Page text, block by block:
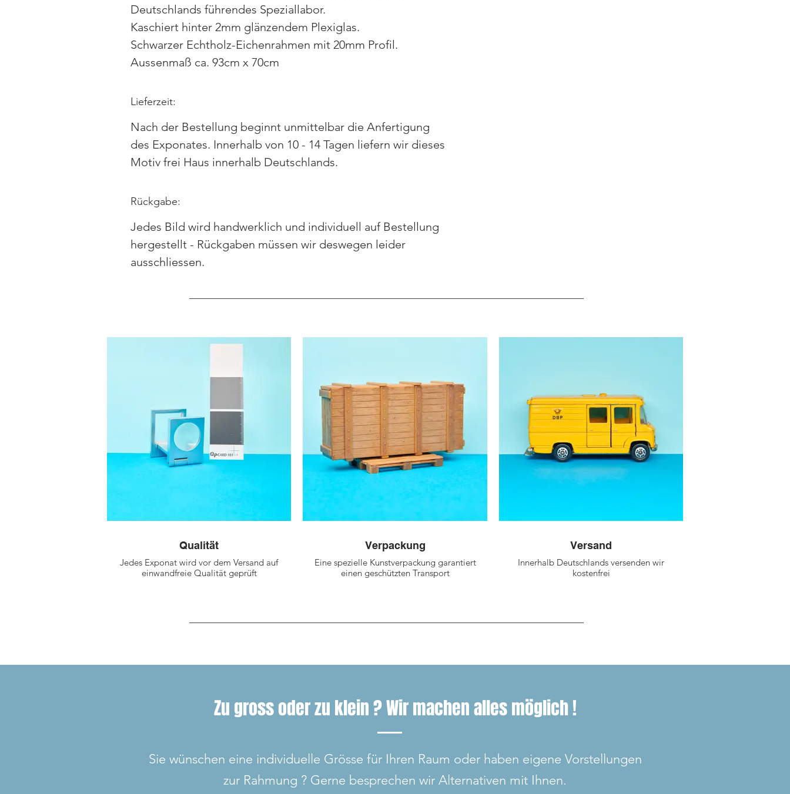
Deutschlands führendes Speziallabor.
Kaschiert hinter 2mm glänzendem Plexiglas.
Schwarzer Echtholz-Eichenrahmen mit 20mm Profil.
Aussenmaß ca. 93cm x 70cm
Lieferzeit:
Nach der Bestellung beginnt unmittelbar die Anfertigung
des Exponates. Innerhalb von 10 - 14 Tagen liefern wir dieses
Motiv frei Haus innerhalb Deutschlands.
Rückgabe:
Jedes Bild wird handwerklich und individuell auf Bestellung
hergestellt - Rückgaben müssen wir deswegen leider
ausschliessen.
Qualität
Jedes Exponat wird vor dem Versand auf
einwandfreie Qualität geprüft
Verpackung
Eine spezielle Kunstverpackung garantiert
einen geschützten Transport
Versand
Innerhalb Deutschlands versenden wir
kostenfrei
Zu gross oder zu klein ? Wir machen alles möglich !
Sie wünschen eine individuelle Grösse für Ihren Raum oder haben eigene Vorstellungen
zur Rahmung ? Gerne besprechen wir Alternativen mit Ihnen.